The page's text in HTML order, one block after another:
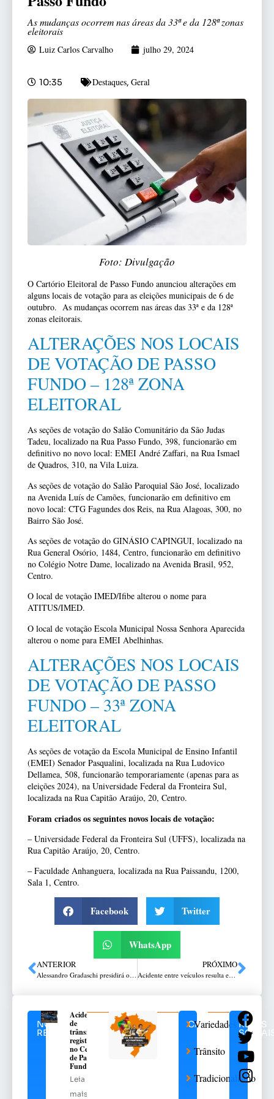
As mudanças ocorrem nas áreas da 33ª e da 128ª zonas
eleitorais
Luiz Carlos Carvalho julho 29, 2024
10:35 Destaques, Geral
Foto: Divulgação
O Cartório Eleitoral de Passo Fundo anunciou alterações em
alguns locais de votação para as eleições municipais de 6 de
outubro. As mudanças ocorrem nas áreas das 33ª e da 128ª
zonas eleitorais.
ALTERAÇÕES NOS LOCAIS
DE VOTAÇÃO DE PASSO
FUNDO – 128ª ZONA
ELEITORAL
As seções de votação do Salão Comunitário da São Judas
Tadeu, localizado na Rua Passo Fundo, 398, funcionarão em
definitivo no novo local: EMEI André Zaffari, na Rua Ismael
de Quadros, 310, na Vila Luiza.
As seções de votação do Salão Paroquial São José, localizado
na Avenida Luís de Camões, funcionarão em definitivo em
novo local: CTG Fagundes dos Reis, na Rua Alagoas, 300, no
Bairro São José.
As seções de votação do GINÁSIO CAPINGUI, localizado na
Rua General Osório, 1484, Centro, funcionarão em definitivo
no Colégio Notre Dame, localizado na Avenida Brasil, 952,
Centro.
O local de votação IMED/Ifibe alterou o nome para
ATITUS/IMED.
O local de votação Escola Municipal Nossa Senhora Aparecida
alterou o nome para EMEI Abelhinhas.
ALTERAÇÕES NOS LOCAIS
DE VOTAÇÃO DE PASSO
FUNDO – 33ª ZONA
ELEITORAL
As seções de votação da Escola Municipal de Ensino Infantil
(EMEI) Senador Pasqualini, localizada na Rua Ludovico
Dellamea, 508, funcionarão temporariamente (apenas para as
eleições 2024), na Universidade Federal da Fronteira Sul,
localizada na Rua Capitão Araújo, 20, Centro.
Foram criados os seguintes novos locais de votação:
– Universidade Federal da Fronteira Sul (UFFS), localizada na
Rua Capitão Araújo, 20, Centro.
– Faculdade Anhanguera, localizada na Rua Paissandu, 1200,
Sala 1, Centro.
Facebook Twitter
WhatsApp
ANTERIOR
Alessandro Gradaschi presidirá o MTG/RS
PRÓXIMO
Acidente entre veículos resulta em danos de grande monta
NOTÍCIAS
RELACIONADAS
Acidente
de
trânsito
registrado
no Centro
de Passo
Fundo
Leia
mais
CATEGORIAS
Variedades
Trânsito
Tradicionalismo
REDES